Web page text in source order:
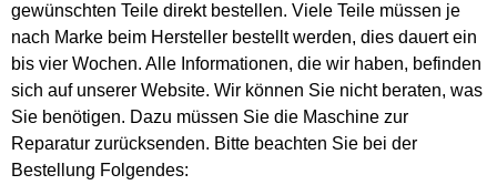
gewünschten Teile direkt bestellen. Viele Teile müssen je
nach Marke beim Hersteller bestellt werden, dies dauert ein
bis vier Wochen. Alle Informationen, die wir haben, befinden
sich auf unserer Website. Wir können Sie nicht beraten, was
Sie benötigen. Dazu müssen Sie die Maschine zur
Reparatur zurücksenden. Bitte beachten Sie bei der
Bestellung Folgendes: